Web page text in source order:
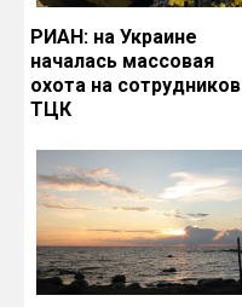
РИАН: на Украине
началась массовая
охота на сотрудников
ТЦК